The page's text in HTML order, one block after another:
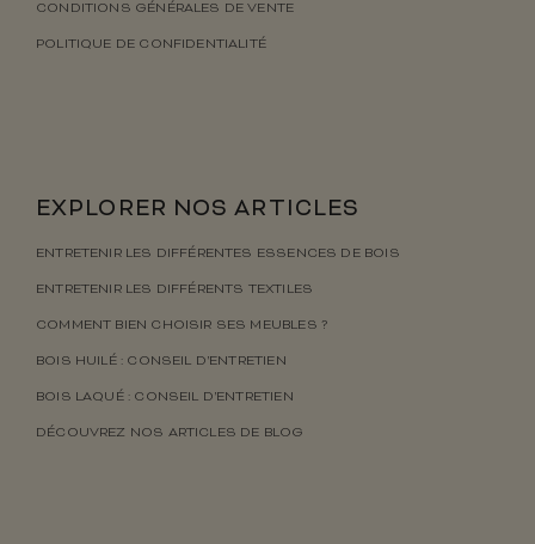
CONDITIONS GÉNÉRALES DE VENTE
POLITIQUE DE CONFIDENTIALITÉ
EXPLORER NOS ARTICLES
ENTRETENIR LES DIFFÉRENTES ESSENCES DE BOIS
ENTRETENIR LES DIFFÉRENTS TEXTILES
COMMENT BIEN CHOISIR SES MEUBLES ?
BOIS HUILÉ : CONSEIL D’ENTRETIEN
BOIS LAQUÉ : CONSEIL D’ENTRETIEN
DÉCOUVREZ NOS ARTICLES DE BLOG